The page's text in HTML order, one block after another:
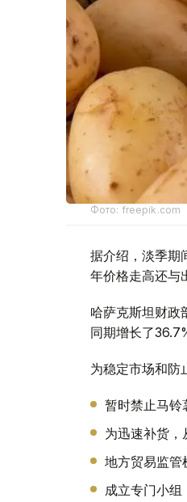
Фото: freepik.com
据介绍，淡季期
年价格走高还与
哈萨克斯坦财政
同期增长了
为稳定市场和防
暂时禁止马铃
为迅速补货，
地方贸易监管
成立专门小组